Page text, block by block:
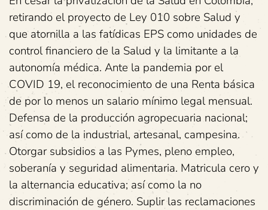
retirando el proyecto de Ley 010 sobre Salud y
que atornilla a las fatídicas EPS como unidades de
control financiero de la Salud y la limitante a la
autonomía médica. Ante la pandemia por el
COVID 19, el reconocimiento de una Renta básica
de por lo menos un salario mínimo legal mensual.
Defensa de la producción agropecuaria nacional;
así como de la industrial, artesanal, campesina.
Otorgar subsidios a las Pymes, pleno empleo,
soberanía y seguridad alimentaria. Matricula cero y
la alternancia educativa; así como la no
discriminación de género. Suplir las reclamaciones